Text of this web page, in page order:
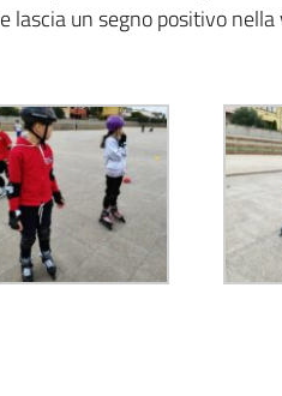
lascia un segno positivo